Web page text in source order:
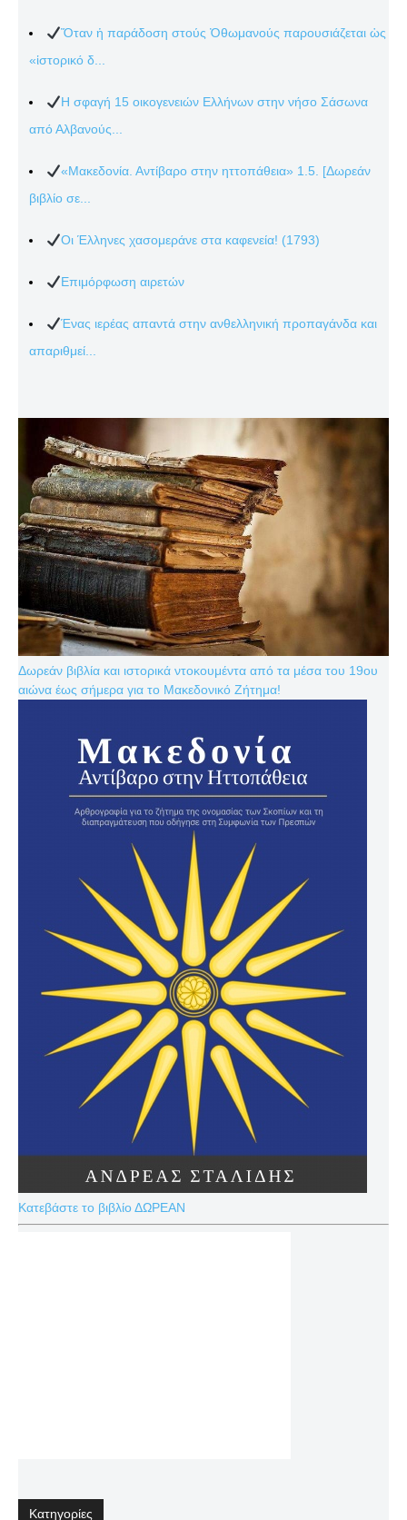
Ὅταν ἡ παράδοση στούς Ὀθωμανούς παρουσιάζεται ὡς
«ἱστορικό δ...
Η σφαγή 15 οικογενειών Ελλήνων στην νήσο Σάσωνα
από Αλβανούς...
«Μακεδονία. Αντίβαρο στην ηττοπάθεια» 1.5. [Δωρεάν
βιβλίο σε...
Οι Έλληνες χασομεράνε στα καφενεία! (1793)
Επιμόρφωση αιρετών
Ένας ιερέας απαντά στην ανθελληνική προπαγάνδα και
απαριθμεί...
Δωρεάν βιβλία και ιστορικά ντοκουμέντα από τα μέσα του 19ου
αιώνα έως σήμερα για το Μακεδονικό Ζήτημα!
Κατεβάστε το βιβλίο ΔΩΡΕΑΝ
Κατηγορίες